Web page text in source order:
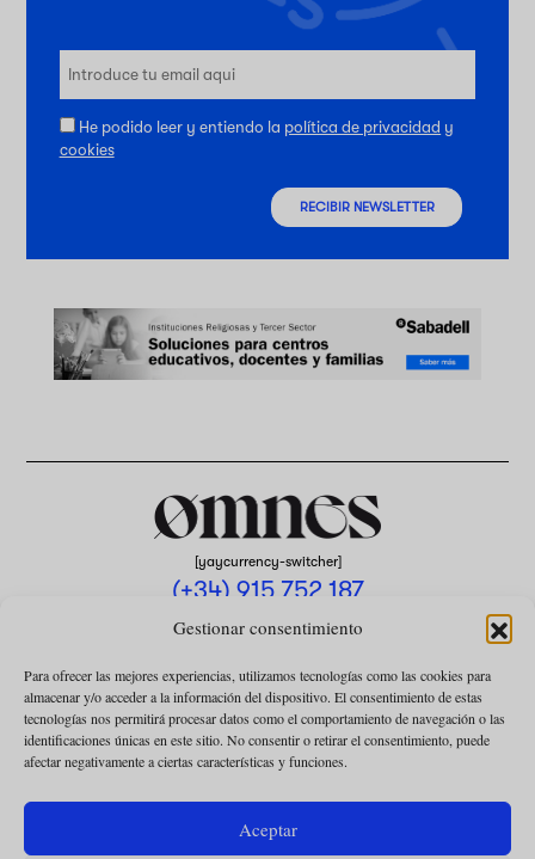
Gestionar consentimiento
Para ofrecer las mejores experiencias, utilizamos tecnologías como las cookies para
almacenar y/o acceder a la información del dispositivo. El consentimiento de estas
tecnologías nos permitirá procesar datos como el comportamiento de navegación o las
identificaciones únicas en este sitio. No consentir o retirar el consentimiento, puede
afectar negativamente a ciertas características y funciones.
Aceptar
He podido leer y entiendo la política de privacidad y
cookies
RECIBIR NEWSLETTER
[yaycurrency-switcher]
(+34) 915 752 187
omnes@omnesmag.com
POLÍTICA DE PRIVACIDAD
USO DE COOKIES